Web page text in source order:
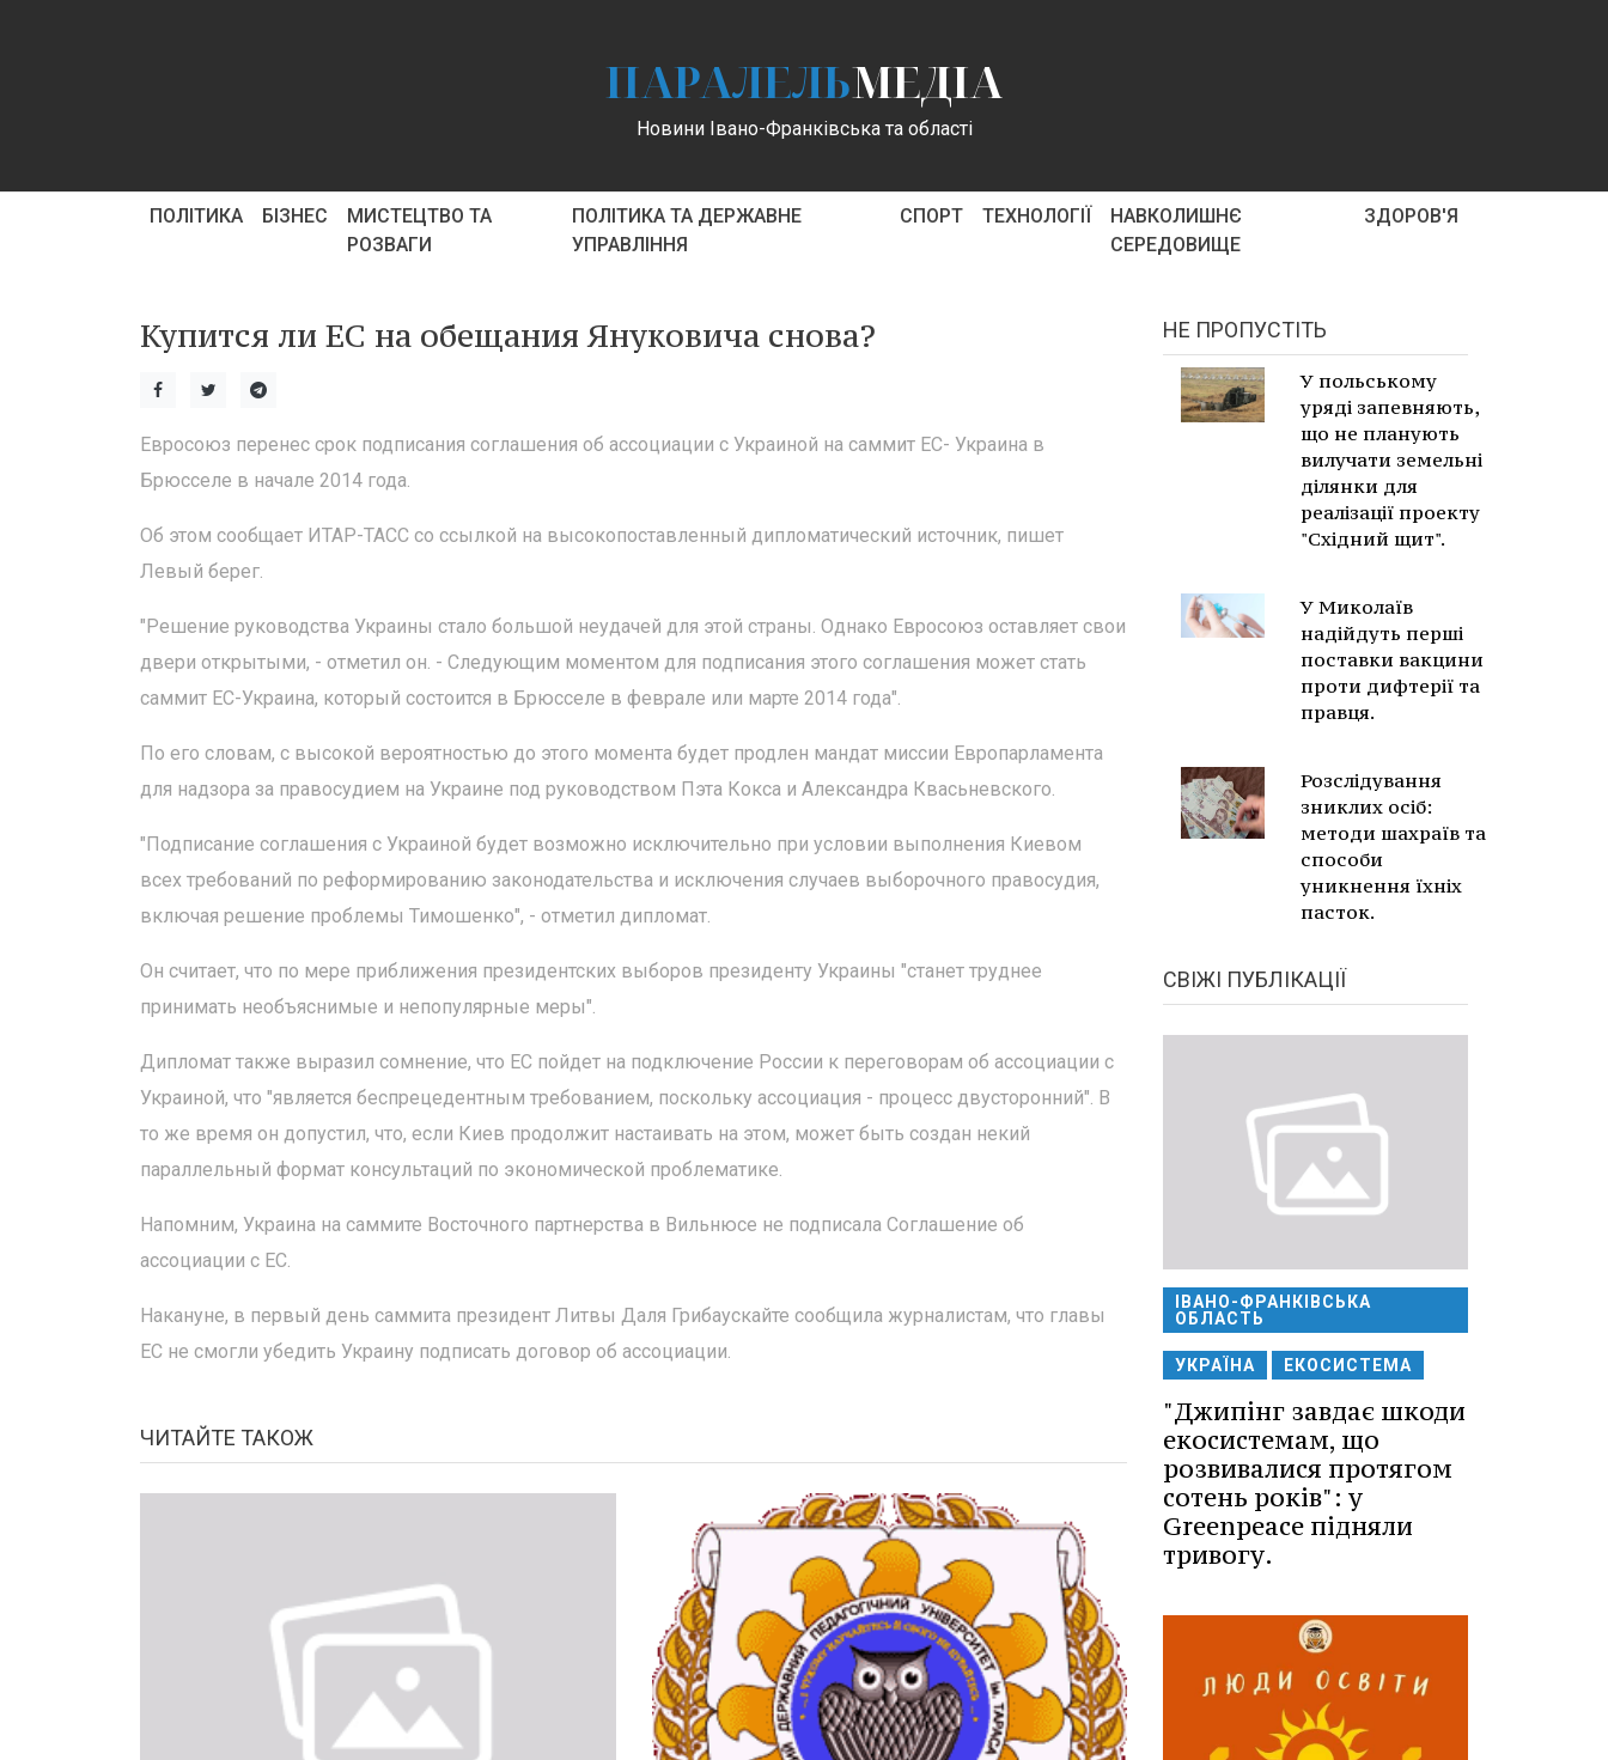
ПАРАЛЕЛЬМЕДІА
Новини Івано-Франківська та області
ПОЛІТИКА БІЗНЕС
МИСТЕЦТВО ТА
РОЗВАГИ
ПОЛІТИКА ТА ДЕРЖАВНЕ
УПРАВЛІННЯ
СПОРТ ТЕХНОЛОГІЇ
НАВКОЛИШНЄ
СЕРЕДОВИЩЕ
ЗДОРОВ'Я
Купится ли ЕС на обещания Януковича снова?
Евросоюз перенес срок подписания соглашения об ассоциации с Украиной на саммит ЕС- Украина в
Брюсселе в начале 2014 года.
Об этом сообщает ИТАР-ТАСС со ссылкой на высокопоставленный дипломатический источник, пишет
Левый берег.
"Решение руководства Украины стало большой неудачей для этой страны. Однако Евросоюз оставляет свои
двери открытыми, - отметил он. - Следующим моментом для подписания этого соглашения может стать
саммит ЕС-Украина, который состоится в Брюсселе в феврале или марте 2014 года".
По его словам, с высокой вероятностью до этого момента будет продлен мандат миссии Европарламента
для надзора за правосудием на Украине под руководством Пэта Кокса и Александра Квасьневского.
"Подписание соглашения с Украиной будет возможно исключительно при условии выполнения Киевом
всех требований по реформированию законодательства и исключения случаев выборочного правосудия,
включая решение проблемы Тимошенко", - отметил дипломат.
Он считает, что по мере приближения президентских выборов президенту Украины "станет труднее
принимать необъяснимые и непопулярные меры".
Дипломат также выразил сомнение, что ЕС пойдет на подключение России к переговорам об ассоциации с
Украиной, что "является беспрецедентным требованием, поскольку ассоциация - процесс двусторонний". В
то же время он допустил, что, если Киев продолжит настаивать на этом, может быть создан некий
параллельный формат консультаций по экономической проблематике.
Напомним, Украина на саммите Восточного партнерства в Вильнюсе не подписала Соглашение об
ассоциации с ЕС.
Накануне, в первый день саммита президент Литвы Даля Грибаускайте сообщила журналистам, что главы
ЕС не смогли убедить Украину подписать договор об ассоциации.
ЧИТАЙТЕ ТАКОЖ
НЕ ПРОПУСТІТЬ
У польському
уряді запевняють,
що не планують
вилучати земельні
ділянки для
реалізації проекту
"Східний щит".
У Миколаїв
надійдуть перші
поставки вакцини
проти дифтерії та
правця.
Розслідування
зниклих осіб:
методи шахраїв та
способи
уникнення їхніх
пасток.
СВІЖІ ПУБЛІКАЦІЇ
ІВАНО-ФРАНКІВСЬКА
ОБЛАСТЬ
УКРАЇНА ЕКОСИСТЕМА
"Джипінг завдає шкоди
екосистемам, що
розвивалися протягом
сотень років": у
Greenpeace підняли
тривогу.